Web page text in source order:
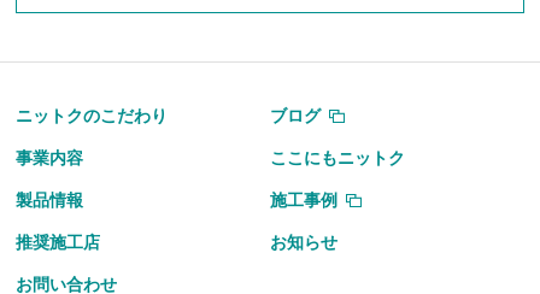
ニットクのこだわり ブログ
事業内容 ここにもニットク
製品情報 施工事例
推奨施工店 お知らせ
お問い合わせ